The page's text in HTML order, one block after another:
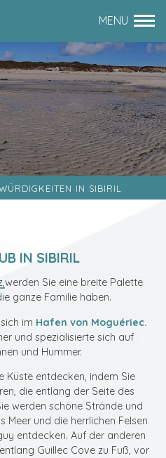
IN SIBIRIL
IN SIBIRIL
werden Sie eine breite Palette
ganze Familie haben.
im Hafen von Moguériec.
und spezialisierte sich auf
und Hummer.
Küste entdecken, indem Sie
die entlang der Seite des
werden schöne Strände und
Meer und die herrlichen Felsen
entdecken. Auf der anderen
Guillec Cove zu Fuß, vor